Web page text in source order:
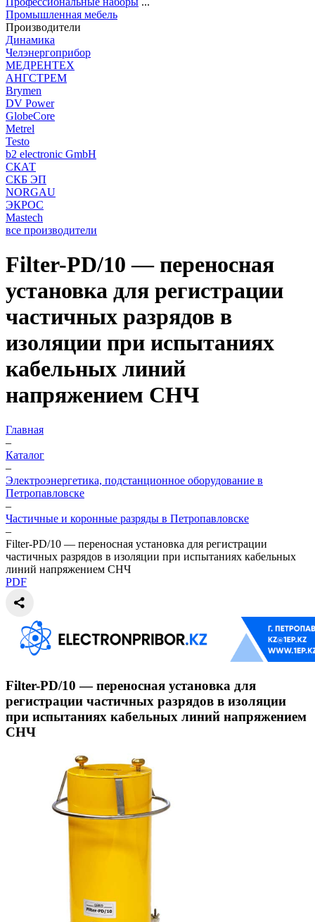
Промышленная мебель
Производители
Динамика
Челэнергоприбор
МЕДРЕНТЕХ
АНГСТРЕМ
Brymen
DV Power
GlobeCore
Metrel
Testo
b2 electronic GmbH
СКАТ
СКБ ЭП
NORGAU
ЭКРОС
Mastech
все производители
Filter-PD/10 — переносная
установка для регистрации
частичных разрядов в
изоляции при испытаниях
кабельных линий
напряжением СНЧ
Главная
–
Каталог
–
Электроэнергетика, подстанционное оборудование в
Петропавловске
–
Частичные и коронные разряды в Петропавловске
–
Filter-PD/10 — переносная установка для регистрации
частичных разрядов в изоляции при испытаниях кабельных
линий напряжением СНЧ
PDF
Filter-PD/10 — переносная установка для
регистрации частичных разрядов в изоляции
при испытаниях кабельных линий напряжением
СНЧ